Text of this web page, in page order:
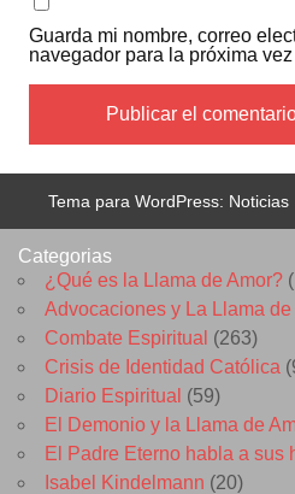
Guarda mi nombre, correo
navegador para la próxima
Tema para WordPress: Noticias
Categorias
¿Qué es la Llama de Amor?
Advocaciones y La Llama de
Combate Espiritual (263)
Crisis de Identidad Católica
Diario Espiritual (59)
El Demonio y la Llama de
El Padre Eterno habla a sus
Isabel Kindelmann (20)